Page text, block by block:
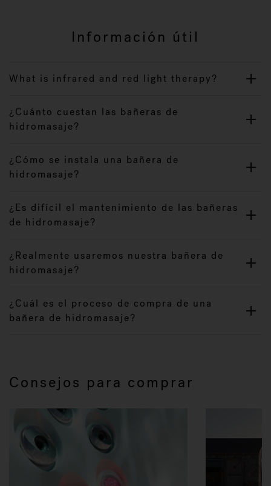
Información útil
What is infrared and red light therapy?
¿Cuánto cuestan las bañeras de
hidromasaje?
¿Cómo se instala una bañera de
hidromasaje?
¿Es difícil el mantenimiento de las bañeras
de hidromasaje?
¿Realmente usaremos nuestra bañera de
hidromasaje?
¿Cuál es el proceso de compra de una
bañera de hidromasaje?
Consejos para comprar